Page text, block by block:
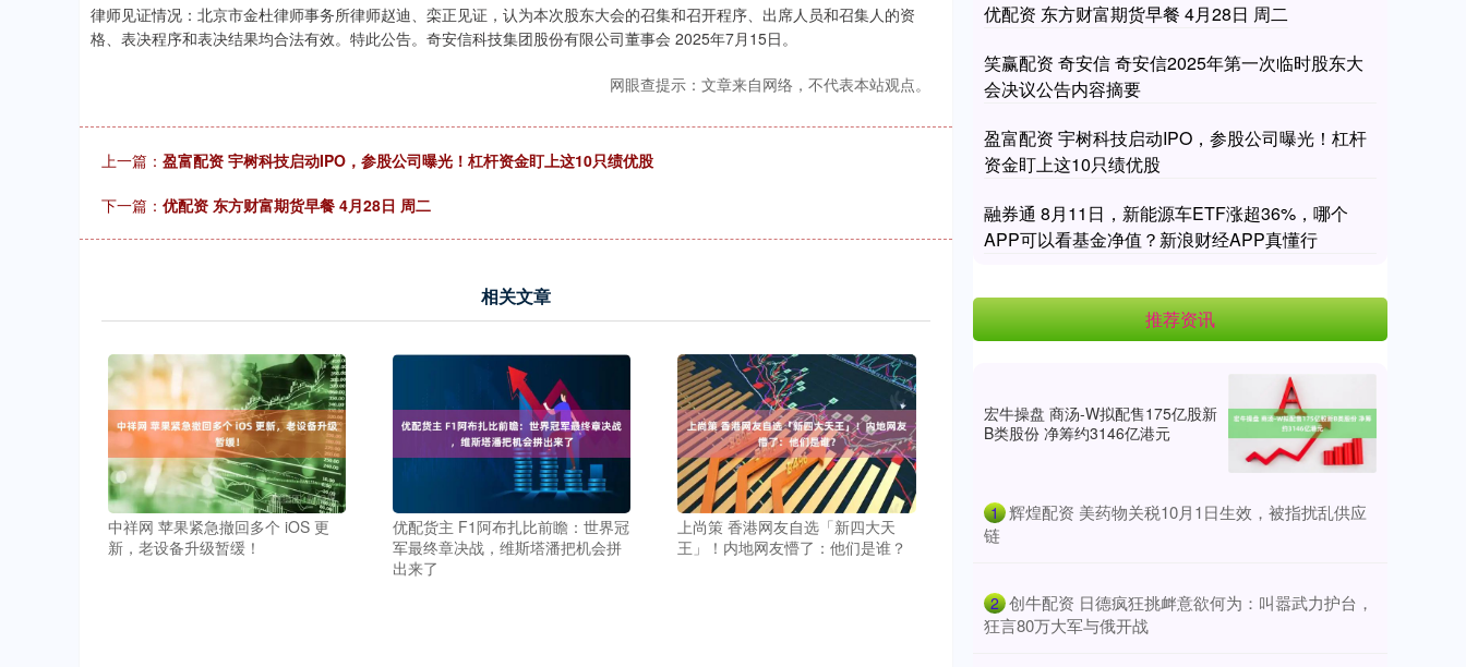
律师见证情况：北京市金杜律师事务所律师赵迪、栾正见证，认为本次股东大会的召集和召开程序、出席人员和召集人的资
格、表决程序和表决结果均合法有效。特此公告。奇安信科技集团股份有限公司董事会 2025年7月15日。
网眼查提示：文章来自网络，不代表本站观点。
上一篇： 盈富配资 宇树科技启动IPO，参股公司曝光！杠杆资金盯上这10只绩优股
下一篇： 优配资 东方财富期货早餐 4月28日 周二
相关文章
中祥网 苹果紧急撤回多个 iOS 更
新，老设备升级暂缓！
优配货主 F1阿布扎比前瞻：世界冠
军最终章决战，维斯塔潘把机会拼
出来了
上尚策 香港网友自选「新四大天
王」！内地网友懵了：他们是谁？
优配资 东方财富期货早餐 4月28日 周二
笑赢配资 奇安信 奇安信2025年第一次临时股东大
会决议公告内容摘要
盈富配资 宇树科技启动IPO，参股公司曝光！杠杆
资金盯上这10只绩优股
融券通 8月11日，新能源车ETF涨超36%，哪个
APP可以看基金净值？新浪财经APP真懂行
推荐资讯
宏牛操盘 商汤-W拟配售175亿股新
B类股份 净筹约3146亿港元
1 ​辉煌配资 美药物关税10月1日生效，被指扰乱供应
链
2 ​创牛配资 日德疯狂挑衅意欲何为：叫嚣武力护台，
狂言80万大军与俄开战